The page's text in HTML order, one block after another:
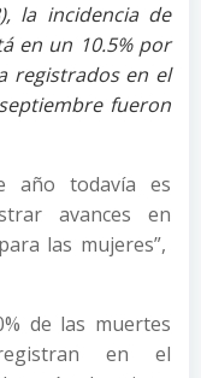
la incidencia de
en un 10.5% por
registrados en el
fueron
año todavía es
avances en
las mujeres”,
de las muertes
en el